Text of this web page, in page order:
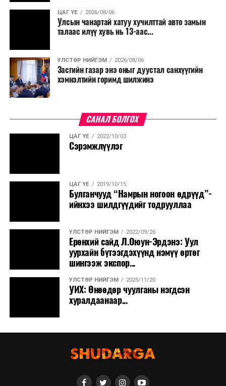
ЦАГ ҮЕ 2026/08/06
Улсын чанартай хатуу хучилттай авто замын
талаас илүү хувь нь 13-аас...
УЛСТӨР НИЙГЭМ 2026/08/06
Засгийн газар энэ оныг дуустал санхүүгийн
хэмнэлтийн горимд шилжинэ
САНАЛ БОЛГОХ
ЦАГ ҮЕ 2022/10/03
Сэрэмжлүүлэг
ЦАГ ҮЕ 2019/10/15
Булганчууд “Намрын ногоон өдрүүд”-
ийнхээ шилдгүүдийг тодрууллаа
УЛСТӨР НИЙГЭМ 2022/09/26
Ерөнхий сайд Л.Оюун-Эрдэнэ: Уул
уурхайн бүтээгдэхүүнд нэмүү өртөг
шингээж экспор...
УЛСТӨР НИЙГЭМ 2025/11/20
УИХ: Өнөөдөр чуулганы нэгдсэн
хуралдаанаар...